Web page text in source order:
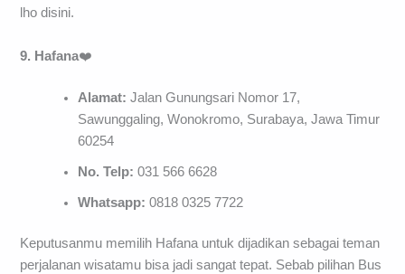
lho disini.
9. Hafana❤️
Alamat: Jalan Gunungsari Nomor 17,
Sawunggaling, Wonokromo, Surabaya, Jawa Timur
60254
No. Telp: 031 566 6628
Whatsapp: 0818 0325 7722
Keputusanmu memilih Hafana untuk dijadikan sebagai teman
perjalanan wisatamu bisa jadi sangat tepat. Sebab pilihan Bus